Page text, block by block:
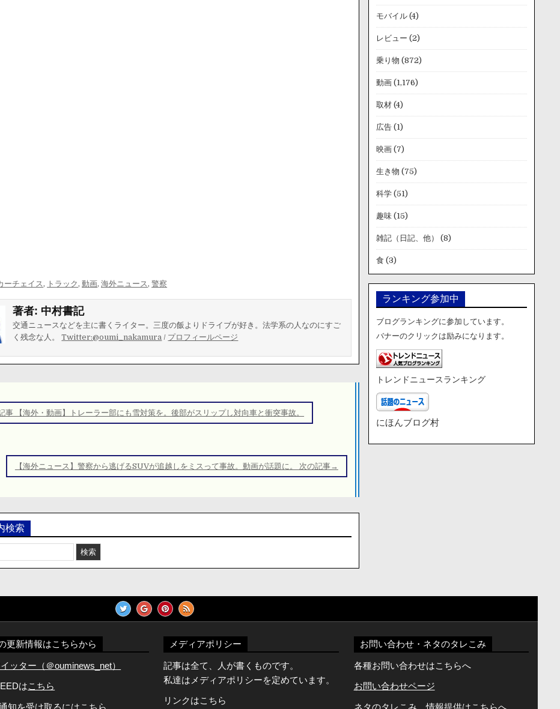
ーチェイス , トラック ,動画,海外ニュース ,警察
著者: 中村書記
交通ニュースなどを主に書くライター。三度の飯よりドライブが好き。法学系の人なのにすご
く残念な人。Twitter:@oumi_nakamura / プロフィールページ
事 【海外・動画】トレーラー部にも雪対策を。後部がスリップし対向車と衝突事故。
【海外ニュース】警察から逃げるSUVが追越しをミスって事故。動画が話題に。 次の記事→
検索
モバイル(4)
レビュー (2)
乗り物 (872)
動画(1,176)
取材(4)
広告(1)
映画(7)
生き物 (75)
科学(51)
趣味(15)
雑記（日記、他） (8)
食 (3)
ランキング参加中
ブログランキングに参加しています。
バナーのクリックは励みになります。
トレンドニュースランキング
にほんブログ村
更新情報はこちらから
ッター（＠ouminews_net）
はこちら
知を受け取るには こちら
メディアポリシー
記事は全て、人が書くものです。
私達はメディアポリシーを定めています。
リンクはこちら
お問い合わせ・ネタのタレこみ
各種お問い合わせはこちらへ
お問い合わせページ
ネタのタレこみ、情報提供はこちらへ